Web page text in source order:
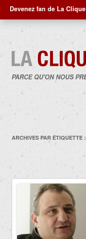
Devenez fan de La
PARCE QU'ON NOUS
ARCHIVES PAR ÉTIQUETTE :